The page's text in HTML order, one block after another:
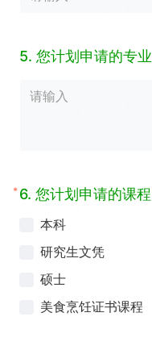
5. 您计划申请的专业
* 6. 您计划申请的课程
本科
研究生文凭
硕士
美食烹饪证书课程